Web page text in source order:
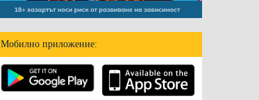
Мобилно приложение: